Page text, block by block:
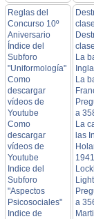
Reglas del
Concurso 10º
Aniversario
Índice del
Subforo
"Uniformología"
Como
descargar
vídeos de
Youtube
Como
descargar
vídeos de
Youtube
Indice del
Subforo
"Aspectos
Psicosociales"
Indice de
La
La
a
La
las
a